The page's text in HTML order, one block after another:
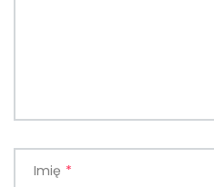
Imię *